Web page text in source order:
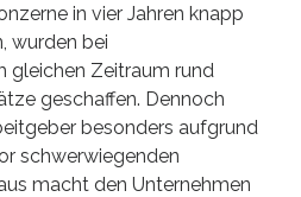
in vier Jahren knapp
wurden bei
gleichen Zeitraum rund
geschaffen. Dennoch
besonders aufgrund
schwerwiegenden
macht den Unternehmen